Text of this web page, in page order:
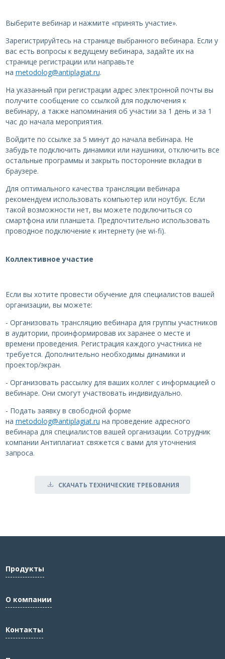
Выберите вебинар и нажмите «принять участие».
Зарегистрируйтесь на странице выбранного вебинара. Если у
вас есть вопросы к ведущему вебинара, задайте их на
странице регистрации или направьте
на metodolog@antiplagiat.ru.
На указанный при регистрации адрес электронной почты вы
получите сообщение со ссылкой для подключения к
вебинару, а также напоминания об участии за 1 день и за 1
час до начала мероприятия.
Войдите по ссылке за 5 минут до начала вебинара. Не
забудьте подключить динамики или наушники, отключить все
остальные программы и закрыть посторонние вкладки в
браузере.
Для оптимального качества трансляции вебинара
рекомендуем использовать компьютер или ноутбук. Если
такой возможности нет, вы можете подключиться со
смартфона или планшета. Предпочтительно использовать
проводное подключение к интернету (не wi-fi).
Коллективное участие
Если вы хотите провести обучение для специалистов вашей
организации, вы можете:
- Организовать трансляцию вебинара для группы участников
в аудитории, проинформировав их заранее о месте и
времени проведения. Регистрация каждого участника не
требуется. Дополнительно необходимы динамики и
проектор/экран.
- Организовать рассылку для ваших коллег с информацией о
вебинаре. Они смогут участвовать индивидуально.
- Подать заявку в свободной форме
на metodolog@antiplagiat.ru на проведение адресного
вебинара для специалистов вашей организации. Сотрудник
компании Антиплагиат свяжется с вами для уточнения
запроса.
СКАЧАТЬ ТЕХНИЧЕСКИЕ ТРЕБОВАНИЯ
Продукты
О компании
Контакты